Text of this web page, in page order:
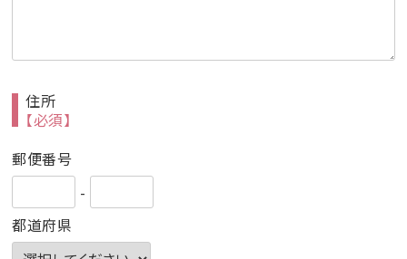
住所
【必須】
郵便番号
-
都道府県